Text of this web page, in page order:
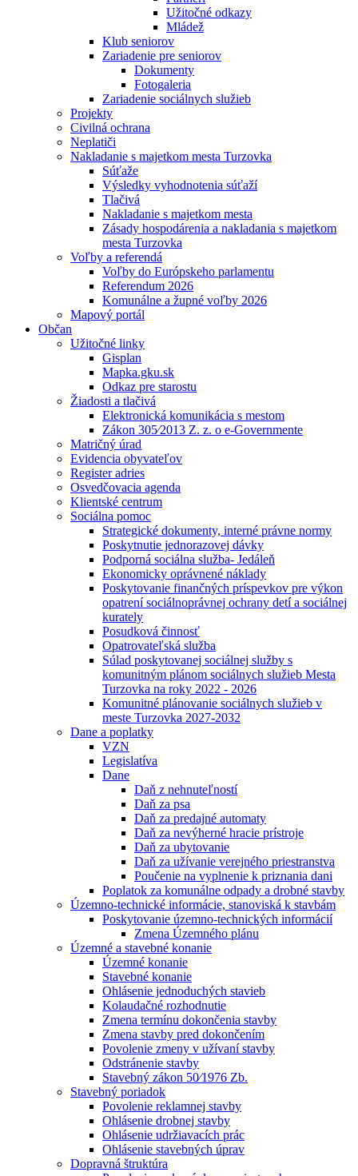
Užitočné odkazy
Mládež
Klub seniorov
Zariadenie pre seniorov
Dokumenty
Fotogaleria
Zariadenie sociálnych služieb
Projekty
Civilná ochrana
Neplatiči
Nakladanie s majetkom mesta Turzovka
Súťaže
Výsledky vyhodnotenia súťaží
Tlačivá
Nakladanie s majetkom mesta
Zásady hospodárenia a nakladania s majetkom
mesta Turzovka
Voľby a referendá
Voľby do Európskeho parlamentu
Referendum 2026
Komunálne a župné voľby 2026
Mapový portál
Občan
Užitočné linky
Gisplan
Mapka.gku.sk
Odkaz pre starostu
Žiadosti a tlačivá
Elektronická komunikácia s mestom
Zákon 305⁄2013 Z. z. o e-Governmente
Matričný úrad
Evidencia obyvateľov
Register adries
Osvedčovacia agenda
Klientské centrum
Sociálna pomoc
Strategické dokumenty, interné právne normy
Poskytnutie jednorazovej dávky
Podporná sociálna služba- Jedáleň
Ekonomicky oprávnené náklady
Poskytovanie finančných príspevkov pre výkon
opatrení sociálnoprávnej ochrany detí a sociálnej
kurately
Posudková činnosť
Opatrovateľská služba
Súlad poskytovanej sociálnej služby s
komunitným plánom sociálnych služieb Mesta
Turzovka na roky 2022 - 2026
Komunitné plánovanie sociálnych služieb v
meste Turzovka 2027-2032
Dane a poplatky
VZN
Legislatíva
Dane
Daň z nehnuteľností
Daň za psa
Daň za predajné automaty
Daň za nevýherné hracie prístroje
Daň za ubytovanie
Daň za užívanie verejného priestranstva
Poučenie na vyplnenie k priznania dani
Poplatok za komunálne odpady a drobné stavby
Územno-technické informácie, stanoviská k stavbám
Poskytovanie územno-technických informácií
Zmena Územného plánu
Územné a stavebné konanie
Územné konanie
Stavebné konanie
Ohlásenie jednoduchých stavieb
Kolaudačné rozhodnutie
Zmena termínu dokončenia stavby
Zmena stavby pred dokončením
Povolenie zmeny v užívaní stavby
Odstránenie stavby
Stavebný zákon 50⁄1976 Zb.
Stavebný poriadok
Povolenie reklamnej stavby
Ohlásenie drobnej stavby
Ohlásenie udržiavacích prác
Ohlásenie stavebných úprav
Dopravná štruktúra